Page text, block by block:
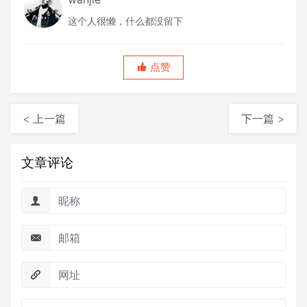
这个人很懒，什么都没留下
点赞
< 上一篇 下一篇 >
文章评论